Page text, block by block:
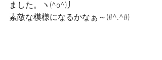
ました。ヽ(^o^)丿
素敵な模様になるかなぁ～(#^.^#)